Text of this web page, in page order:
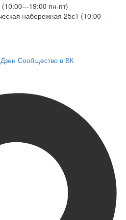
(10:00—19:00 пн-пт)
набережная 25с1 (10:00—
Сообщество в ВК